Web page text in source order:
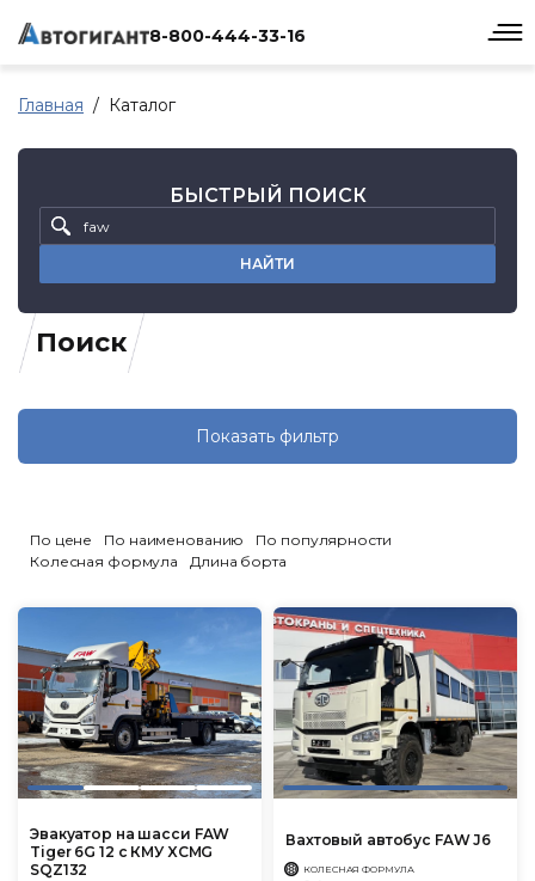
8-800-444-33-16
Главная Каталог
Поиск
БЫСТРЫЙ ПОИСК
НАЙТИ
Показать фильтр
По цене По наименованию
По популярности
Колесная формула
Длина борта
Эвакуатор на шасси FAW
Tiger 6G 12 с КМУ XCMG
SQZ132
Вахтовый автобус FAW J6
КОЛЕСНАЯ ФОРМУЛА